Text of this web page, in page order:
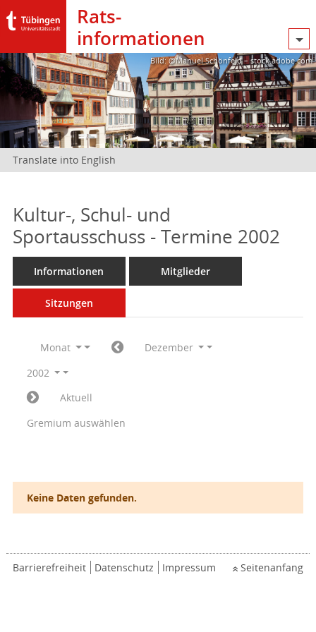
Rats­
informationen
Bild: @Manuel Schönfeld – stock.adobe.com
Translate into English
Kultur-, Schul- und
Sportausschuss - Termine 2002
Informationen Mitglieder
Sitzungen
Monat
Dezember
2002
Aktuell
Gremium auswählen
Keine Daten gefunden.
Barrierefreiheit Datenschutz Impressum Seitenanfang